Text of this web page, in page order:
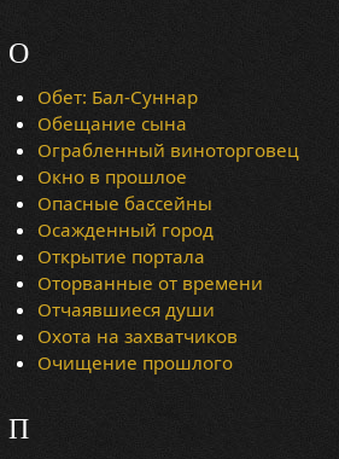
О
Обет: Бал-Суннар
Обещание сына
Ограбленный виноторговец
Окно в прошлое
Опасные бассейны
Осажденный город
Открытие портала
Оторванные от времени
Отчаявшиеся души
Охота на захватчиков
Очищение прошлого
П